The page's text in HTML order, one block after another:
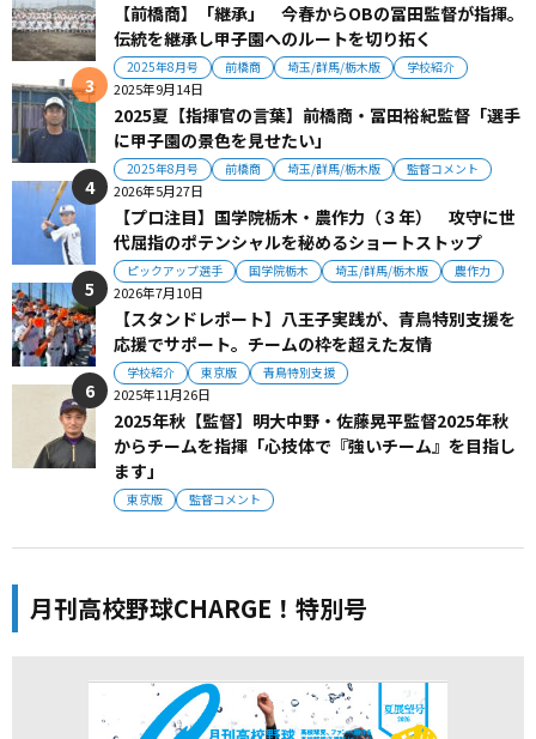
【前橋商】「継承」 今春からOBの冨田監督が指揮。
伝統を継承し甲子園へのルートを切り拓く
2025年8月号 前橋商 埼玉/群馬/栃木版 学校紹介
2025年9月14日
2025夏【指揮官の言葉】前橋商・冨田裕紀監督「選手
に甲子園の景色を見せたい」
2025年8月号 前橋商 埼玉/群馬/栃木版 監督コメント
2026年5月27日
【プロ注目】国学院栃木・農作力（３年） 攻守に世
代屈指のポテンシャルを秘めるショートストップ
ピックアップ選手 国学院栃木 埼玉/群馬/栃木版 農作力
2026年7月10日
【スタンドレポート】八王子実践が、青鳥特別支援を
応援でサポート。チームの枠を超えた友情
学校紹介 東京版 青鳥特別支援
2025年11月26日
2025年秋【監督】明大中野・佐藤晃平監督2025年秋
からチームを指揮「心技体で『強いチーム』を目指し
ます」
東京版 監督コメント
月刊高校野球CHARGE！特別号